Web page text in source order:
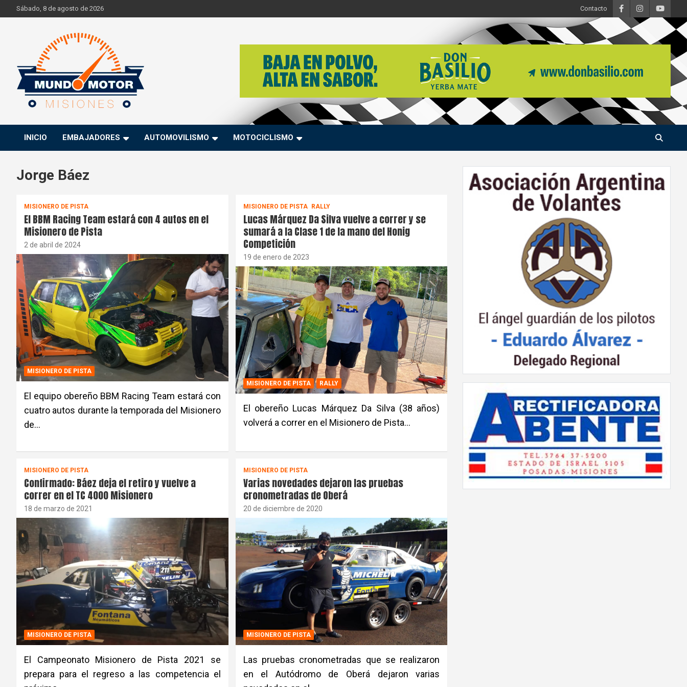
to
Sábado, 8 de agosto de 2026 Contacto
Mundo Motor Misiones
INICIO EMBAJADORES AUTOMOVILISMO MOTOCICLISMO
Jorge Báez
MISIONERO DE PISTA
El BBM Racing Team estará con 4 autos en el
Misionero de Pista
2 de abril de 2024
MISIONERO DE PISTA
El equipo obereño BBM Racing Team estará con
cuatro autos durante la temporada del Misionero
de…
MISIONERO DE PISTA RALLY
Lucas Márquez Da Silva vuelve a correr y se
sumará a la Clase 1 de la mano del Honig
Competición
19 de enero de 2023
MISIONERO DE PISTA RALLY
El obereño Lucas Márquez Da Silva (38 años)
volverá a correr en el Misionero de Pista…
MISIONERO DE PISTA
Confirmado: Báez deja el retiro y vuelve a
correr en el TC 4000 Misionero
18 de marzo de 2021
MISIONERO DE PISTA
El Campeonato Misionero de Pista 2021 se
prepara para el regreso a las competencia el
MISIONERO DE PISTA
Varias novedades dejaron las pruebas
cronometradas de Oberá
20 de diciembre de 2020
MISIONERO DE PISTA
Las pruebas cronometradas que se realizaron
en el Autódromo de Oberá dejaron varias